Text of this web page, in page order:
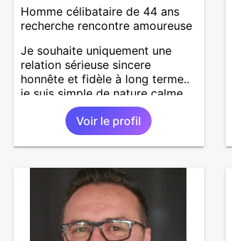
Homme célibataire de 44 ans
recherche rencontre amoureuse
Je souhaite uniquement une
relation sérieuse sincere
honnête et fidèle à long terme..
je suis simple de nature calme
ayant beaucoup d'amour à
donner. Je suis également une
personne très respectueux très
câlins aussi.. J'espère pouvoir
vous disant j'espère à très
bientôt.. Bisous
Voir le profil